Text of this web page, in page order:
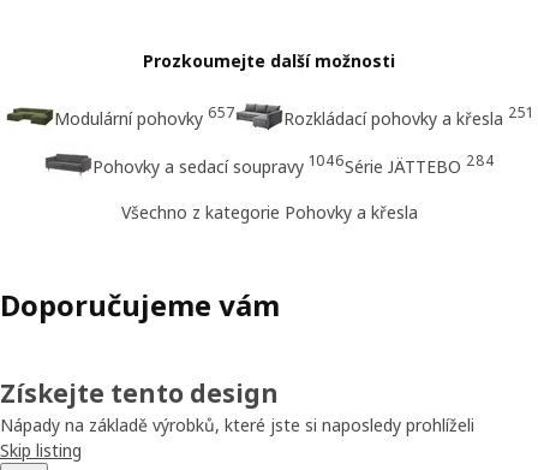
Prozkoumejte další možnosti
Modulární pohovky 657 Rozkládací pohovky a křesla 251
Pohovky a sedací soupravy 1046Série JÄTTEBO 284
Všechno z kategorie Pohovky a křesla
Doporučujeme vám
Získejte tento design
Nápady na základě výrobků, které jste si naposledy prohlíželi
Skip listing